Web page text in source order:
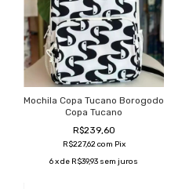
Mochila Copa Tucano Borogodo
Copa Tucano
R$239,60
R$227,62com Pix
6x de R$39,93 sem juros